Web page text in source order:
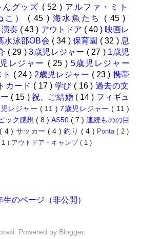
んグッズ ( 52 ) アルファ・ミト
こ） ( 45 ) 海水魚たち ( 45 )
奏 ( 43 ) アウトドア ( 40 ) 映画レ
水泳部OB会 ( 34 ) 保育園 ( 32 ) 息
( 29 )3歳児レジャー ( 27 ) 1歳児
レジャー ( 25 ) 5歳児レジャー
( 24 ) 2歳児レジャー ( 23 ) 携帯
カード ( 17 ) 学び ( 16 ) 過去の文
( 15 ) 祝、ご結婚 ( 14 ) フィギュ
レジャー ( 11 )7歳児レジャー( 11 )
ック感想( 8 )AS50( 7 )連続ものの目
( 4 ) サッカー ( 4 )釣り ( 4 ) Ponta( 2 )
1 ) アウトドア・キャンプ( 1 )
のページ（非公開）
Powered by Blogger.